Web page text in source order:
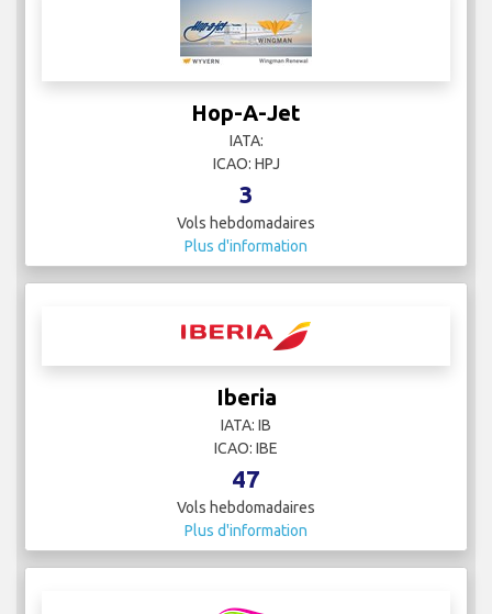
Hop-A-Jet
IATA:
ICAO: HPJ
3
Vols hebdomadaires
Plus d'information
Iberia
IATA: IB
ICAO: IBE
47
Vols hebdomadaires
Plus d'information